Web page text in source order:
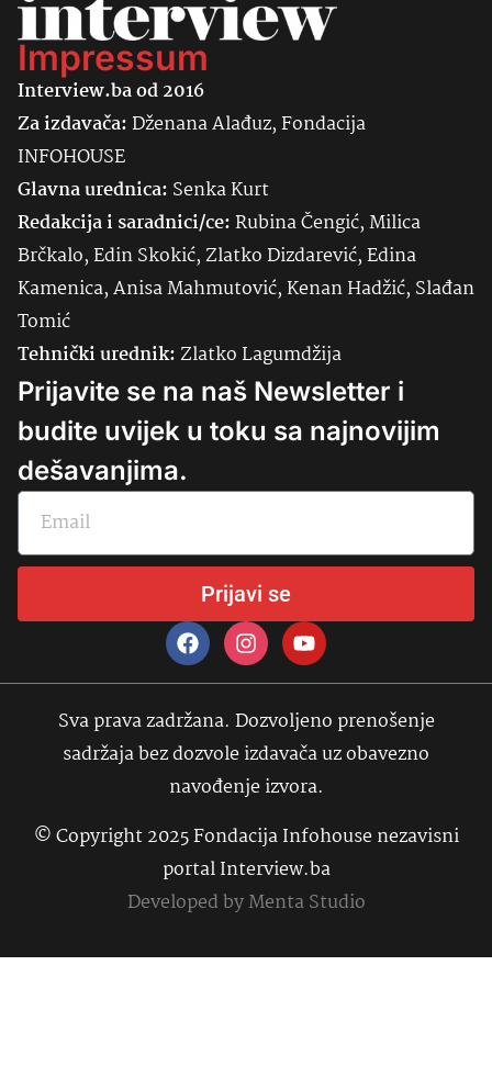
Impressum
Interview.ba od 2016
Za izdavača:Dženana Alađuz, Fondacija
INFOHOUSE
Glavna urednica: SenkaKurt
Redakcija i saradnici/ce:Rubina Čengić, Milica
Brčkalo, Edin Skokić, Zlatko Dizdarević, Edina
Kamenica, Anisa Mahmutović, Kenan Hadžić, Slađan
Tomić
Tehnički urednik:Zlatko Lagumdžija
Prijavite se na naš Newsletter i
budite uvijek u toku sa najnovijim
dešavanjima.
Prijavi se
Sva prava zadržana. Dozvoljeno prenošenje
sadržaja bez dozvole izdavača uz obavezno
navođenje izvora.
© Copyright 2025 Fondacija Infohouse nezavisni
portal Interview.ba
Developed byMenta Studio